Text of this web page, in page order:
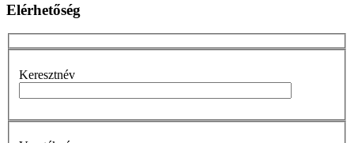
Elérhetőség
Keresztnév